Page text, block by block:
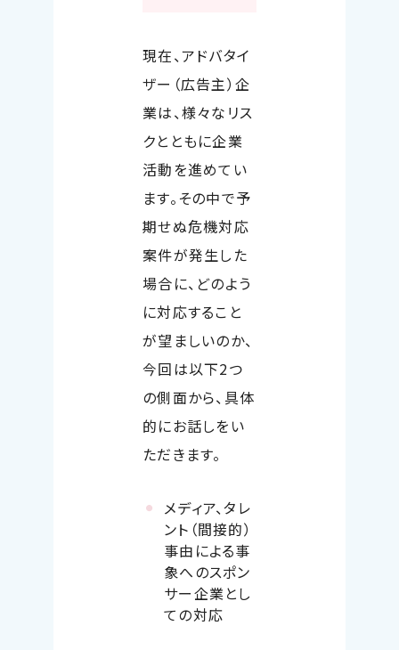
現在、アドバタイ
ザー（広告主）企
業は、様々なリス
クとともに企業
活動を進めてい
ます。その中で予
期せぬ危機対応
案件が発生した
場合に、どのよう
に対応すること
が望ましいのか、
今回は以下2つ
の側面から、具体
的にお話しをい
ただきます。
メディア、タレ
ント（間接的）
事由による事
象へのスポン
サー企業とし
ての対応